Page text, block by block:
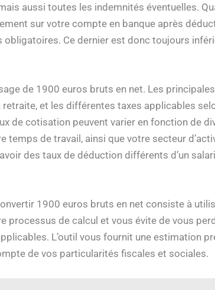
aussi toutes les indemnités éventuelles.
sur votre compte en banque après
Ce dernier est donc toujours
de 1900 euros bruts en net. Les
et les différentes taxes applicables
de cotisation peuvent varier en fonction de
de travail, ainsi que votre secteur
des taux de déduction différents d’un
1900 euros bruts en net consiste à
processus de calcul et vous évite de vous
L’outil vous fournit une estimation
de vos particularités fiscales et sociales.